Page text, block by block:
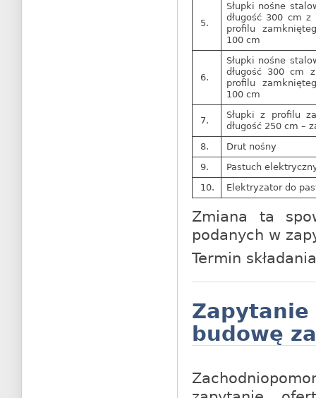
5.
Słupki nośne
długość 300 cm
profilu
100 cm
6.
Słupki nośne
długość 300 cm
profilu
100 cm
7.
Słupki z profilu
długość 250 cm –
8.
Drut nośny
9.
Pastuch
10.
Elektryzator do
Zmiana ta
podanych w
Termin
budowę